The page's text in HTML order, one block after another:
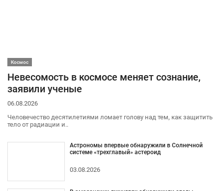
Космос
Невесомость в космосе меняет сознание,
заявили ученые
06.08.2026
Человечество десятилетиями ломает голову над тем, как защитить
тело от радиации и..
Астрономы впервые обнаружили в Солнечной
системе «трехглавый» астероид
03.08.2026